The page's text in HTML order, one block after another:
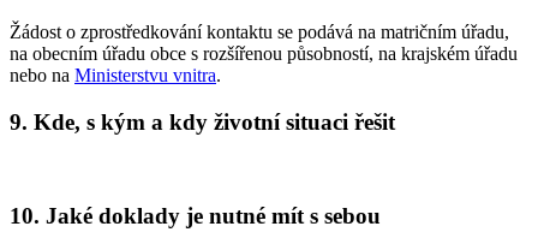
Žádost o zprostředkování kontaktu se podává na matričním úřadu,
na obecním úřadu obce s rozšířenou působností, na krajském úřadu
nebo na Ministerstvu vnitra.
9. Kde, s kým a kdy životní situaci řešit
10. Jaké doklady je nutné mít s sebou